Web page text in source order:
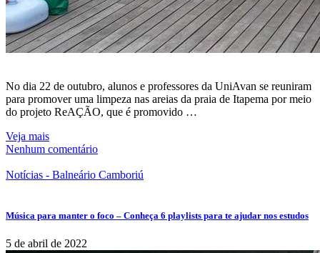
No dia 22 de outubro, alunos e professores da UniAvan se reuniram
para promover uma limpeza nas areias da praia de Itapema por meio
do projeto ReAÇÃO, que é promovido …
Veja mais
Nenhum comentário
Notícias - Balneário Camboriú
Música para manter o foco – Conheça 6 playlists para te ajudar nos estudos
5 de abril de 2022